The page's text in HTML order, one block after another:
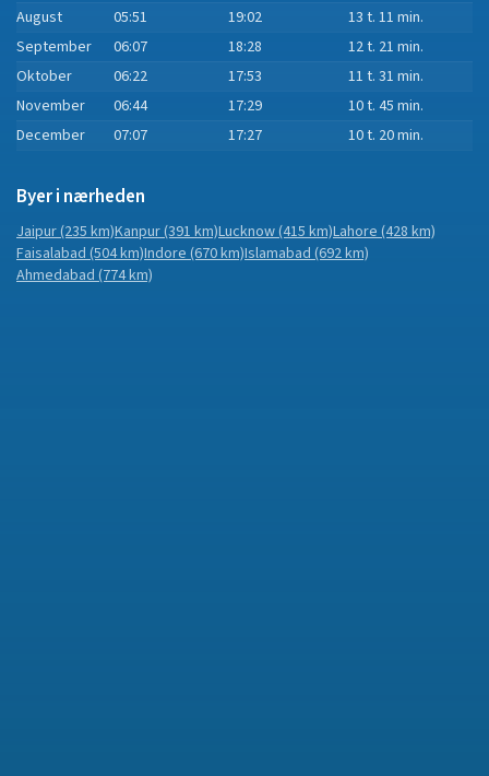
August
05:51 19:02
13 t. 11 min.
September
06:07 18:28
12 t. 21 min.
Oktober
06:22 17:53
11 t. 31 min.
November
06:44 17:29
10 t. 45 min.
December
07:07 17:27 10 t. 20 min.
Byer i nærheden
Jaipur(235 km)Kanpur(391 km)Lucknow(415 km)Lahore(428 km)
Faisalabad(504 km)Indore(670 km)Islamabad(692 km)
Ahmedabad(774 km)